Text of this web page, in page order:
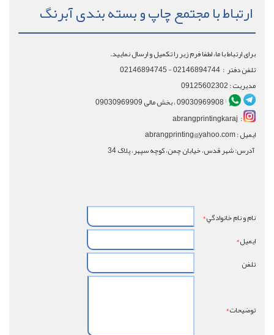
ارتباط با مجتمع چاپ و بسته بندی آبرنگ
برای ارتباط با ما، لطفا فرم زیر را تکمیل و ارسال نمایید.
تلفن دفتر : 02146894744 - 02146894745
مدیریت : 09125602302
: 09030969908 ، بخش مالی 09030969909
: abrangprintingkaraj
ایمیل : abrangprinting@yahoo.com
آدرس: شهر قدس، خیابان چمن، کوچه سپهر، پلاک 34
نام و نام خانوادگي*
ايميل*
تلفن
توضيحات*